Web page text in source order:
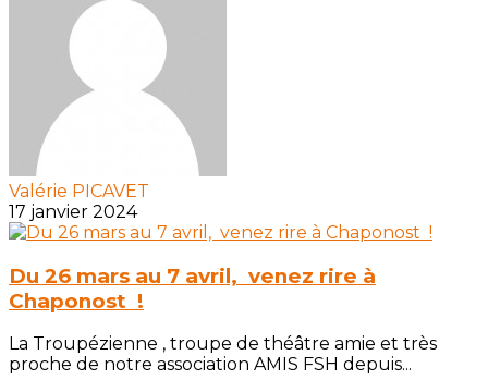
Valérie PICAVET
17 janvier 2024
Du 26 mars au 7 avril, venez rire à
Chaponost !
La Troupézienne , troupe de théâtre amie et très
proche de notre association AMIS FSH depuis...